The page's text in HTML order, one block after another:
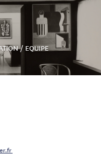
/ EQUIPE